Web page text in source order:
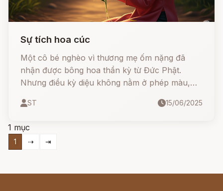
Sự tích hoa cúc
Một cô bé nghèo vì thương mẹ ốm nặng đã
nhận được bông hoa thần kỳ từ Đức Phật.
Nhưng điều kỳ diệu không nằm ở phép màu,
cánh hoa để kéo dài sự sống cho mẹ...
ST 15/06/2025
1 mục
1 ⇢ ⇥